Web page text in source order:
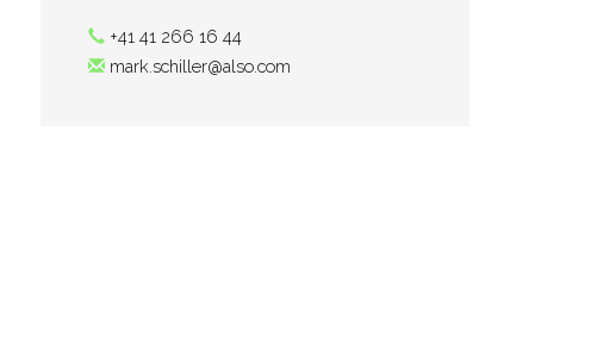
+41 41 266 16 44
mark.schiller@also.com